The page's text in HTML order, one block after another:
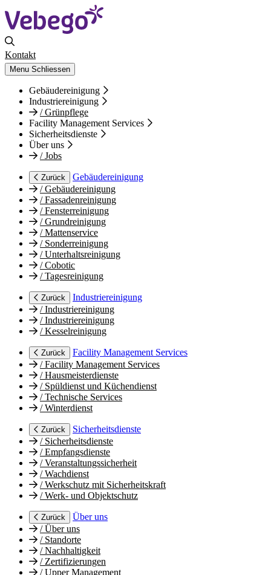
Kontakt
Menu Schliessen
Gebäudereinigung
Industriereinigung
/Grünpflege
Facility Management Services
Sicherheitsdienste
Über uns
/Jobs
Zurück
Gebäudereinigung
/Gebäudereinigung
/Fassadenreinigung
/Fensterreinigung
/Grundreinigung
/Mattenservice
/Sonderreinigung
/Unterhaltsreinigung
/Cobotic
/Tagesreinigung
Zurück
Industriereinigung
/Industriereinigung
/Industriereinigung
/Kesselreinigung
Zurück
Facility Management Services
/Facility Management Services
/Hausmeisterdienste
/Spüldienst und Küchendienst
/Technische Services
/Winterdienst
Zurück
Sicherheitsdienste
/Sicherheitsdienste
/Empfangsdienste
/Veranstaltungssicherheit
/Wachdienst
/Werkschutz mit Sicherheitskraft
/Werk- und Objektschutz
Zurück
Über uns
/Über uns
/Standorte
/Nachhaltigkeit
/Zertifizierungen
/Upper Management